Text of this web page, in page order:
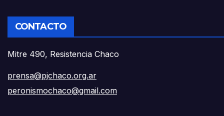
CONTACTO
Mitre 490, Resistencia Chaco
prensa@pjchaco.org.ar
peronismochaco@gmail.com